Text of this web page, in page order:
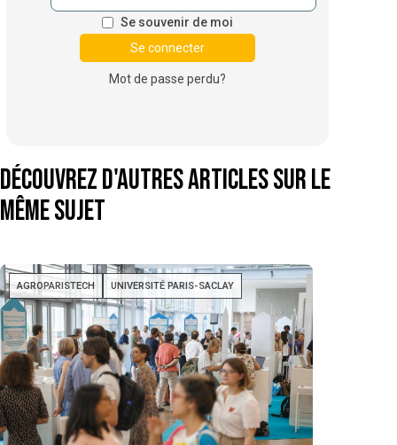
Se souvenir de moi
Mot de passe perdu?
Découvrez d'autres articles sur le
même sujet
AGROPARISTECH UNIVERSITÉ PARIS-SACLAY